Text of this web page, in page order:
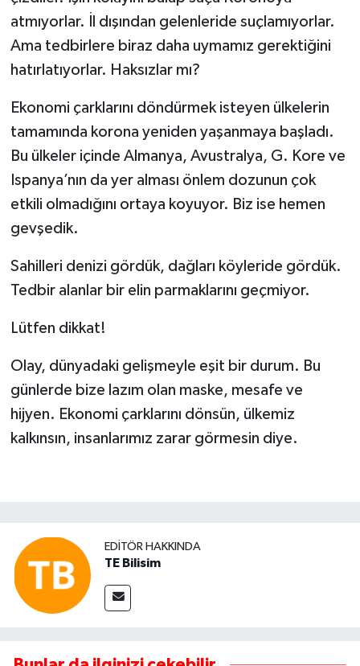
atmıyorlar. İl dışından gelenleride suçlamıyorlar.
Ama tedbirlere biraz daha uymamız gerektiğini
hatırlatıyorlar. Haksızlar mı?
Ekonomi çarklarını döndürmek isteyen ülkelerin
tamamında korona yeniden yaşanmaya başladı.
Bu ülkeler içinde Almanya, Avustralya, G. Kore ve
Ispanya’nın da yer alması önlem dozunun çok
etkili olmadığını ortaya koyuyor. Biz ise hemen
gevşedik.
Sahilleri denizi gördük, dağları köyleride gördük.
Tedbir alanlar bir elin parmaklarını geçmiyor.
Lütfen dikkat!
Olay, dünyadaki gelişmeyle eşit bir durum. Bu
günlerde bize lazım olan maske, mesafe ve
hijyen. Ekonomi çarklarını dönsün, ülkemiz
kalkınsın, insanlarımız zarar görmesin diye.
EDITÖR HAKKINDA
TE Bilisim